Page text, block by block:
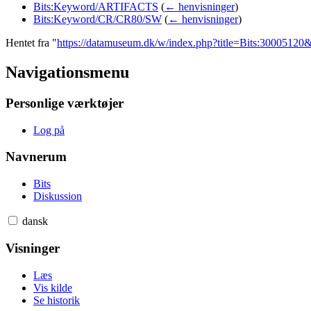
Bits:Keyword/ARTIFACTS (← henvisninger)
Bits:Keyword/CR/CR80/SW (← henvisninger)
Hentet fra "https://datamuseum.dk/w/
Navigationsmenu
Personlige værktøjer
Log på
Navnerum
Bits
Diskussion
dansk
Visninger
Læs
Vis kilde
Se historik